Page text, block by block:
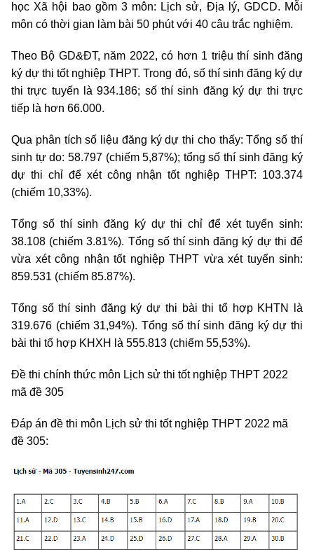
học Xã hội bao gồm 3 môn: Lịch sử, Địa lý, GDCD. Mỗi
môn có thời gian làm bài 50 phút với 40 câu trắc nghiệm.
Theo Bộ GD&ĐT, năm 2022, có hơn 1 triệu thí sinh đăng
ký dự thi tốt nghiệp THPT. Trong đó, số thí sinh đăng ký dự
thi trực tuyến là 934.186; số thí sinh đăng ký dự thi trực
tiếp là hơn 66.000.
Qua phân tích số liệu đăng ký dự thi cho thấy: Tổng số thí
sinh tự do: 58.797 (chiếm 5,87%); tổng số thí sinh đăng ký
dự thi chỉ để xét công nhận tốt nghiệp THPT: 103.374
(chiếm 10,33%).
Tổng số thí sinh đăng ký dự thi chỉ để xét tuyển sinh:
38.108 (chiếm 3.81%). Tổng số thí sinh đăng ký dự thi để
vừa xét công nhận tốt nghiệp THPT vừa xét tuyển sinh:
859.531 (chiếm 85.87%).
Tổng số thí sinh đăng ký dự thi bài thi tổ hợp KHTN là
319.676 (chiếm 31,94%). Tổng số thí sinh đăng ký dự thi
bài thi tổ hợp KHXH là 555.813 (chiếm 55,53%).
Đề thi chính thức môn Lịch sử thi tốt nghiệp THPT 2022
mã đề 305
Đáp án đề thi môn Lịch sử thi tốt nghiệp THPT 2022 mã
đề 305: